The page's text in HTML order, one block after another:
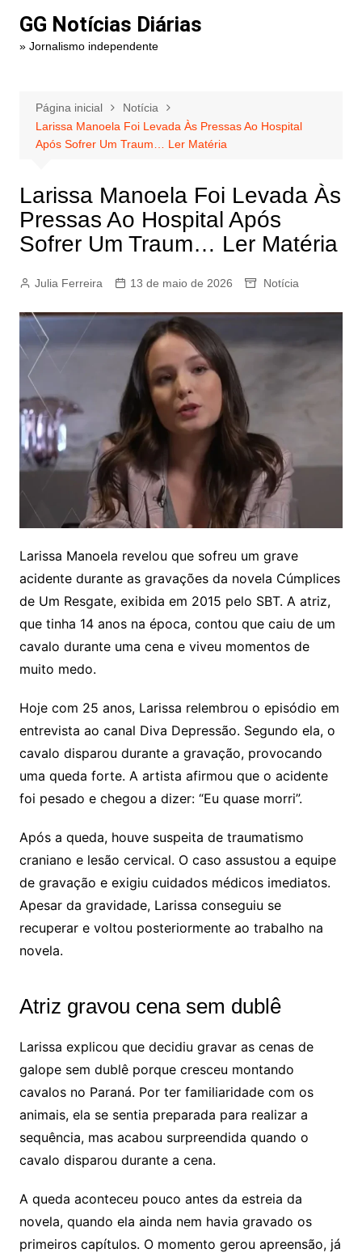
paraGG Notícias Diárias
» Jornalismo independente
Página inicial
Notícia
Larissa Manoela Foi Levada Às Pressas Ao Hospital
Após Sofrer Um Traum… Ler Matéria
Larissa Manoela Foi Levada Às
Pressas Ao Hospital Após
Sofrer Um Traum… Ler Matéria
Julia Ferreira 13 de maio de 2026 Notícia
Larissa Manoela revelou que sofreu um grave
acidente durante as gravações da novela Cúmplices
de Um Resgate, exibida em 2015 pelo SBT. A atriz,
que tinha 14 anos na época, contou que caiu de um
cavalo durante uma cena e viveu momentos de
muito medo.
Hoje com 25 anos, Larissa relembrou o episódio em
entrevista ao canal Diva Depressão. Segundo ela, o
cavalo disparou durante a gravação, provocando
uma queda forte. A artista afirmou que o acidente
foi pesado e chegou a dizer: “Eu quase morri”.
Após a queda, houve suspeita de traumatismo
craniano e lesão cervical. O caso assustou a equipe
de gravação e exigiu cuidados médicos imediatos.
Apesar da gravidade, Larissa conseguiu se
recuperar e voltou posteriormente ao trabalho na
novela.
Atriz gravou cena sem dublê
Larissa explicou que decidiu gravar as cenas de
galope sem dublê porque cresceu montando
cavalos no Paraná. Por ter familiaridade com os
animais, ela se sentia preparada para realizar a
sequência, mas acabou surpreendida quando o
cavalo disparou durante a cena.
A queda aconteceu pouco antes da estreia da
novela, quando ela ainda nem havia gravado os
primeiros capítulos. O momento gerou apreensão, já